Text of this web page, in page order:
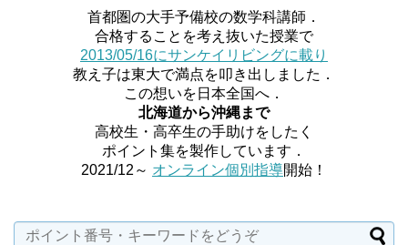
首都圏の大手予備校の数学科講師．
合格することを考え抜いた授業で
2013/05/16にサンケイリビングに載り
教え子は東大で満点を叩き出しました．
この想いを日本全国へ．
北海道から沖縄まで
高校生・高卒生の手助けをしたく
ポイント集を製作しています．
2021/12～ オンライン個別指導開始！